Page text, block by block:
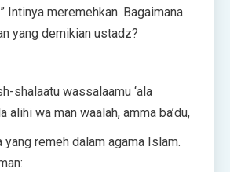
Intinya meremehkan. Bagaimana
yang demikian ustadz?
shalaatu wassalaamu ‘ala
alihi wa man waalah, amma ba’du,
yang remeh dalam agama Islam.